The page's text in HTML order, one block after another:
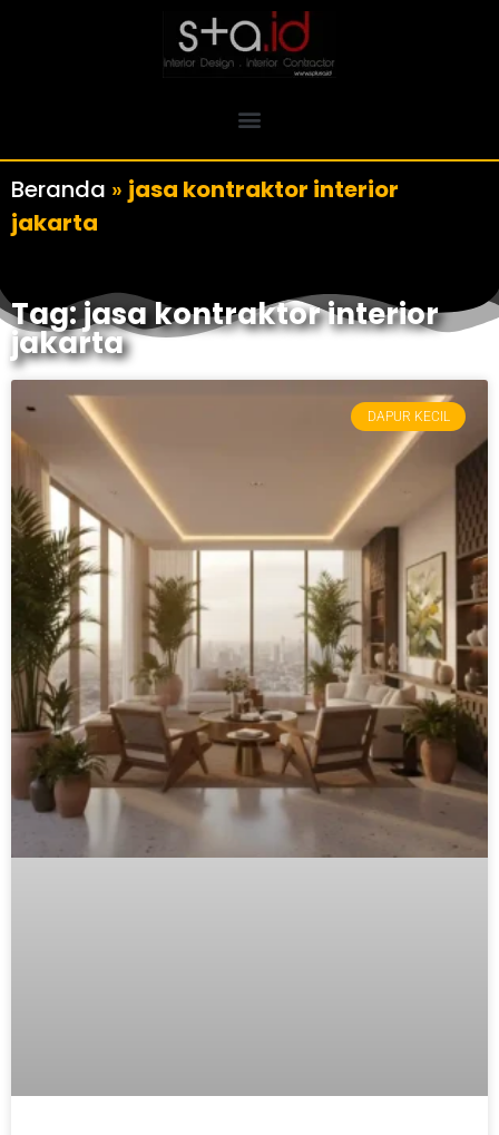
Beranda » jasa kontraktor interior
jakarta
Tag: jasa kontraktor interior
jakarta
DAPUR KECIL